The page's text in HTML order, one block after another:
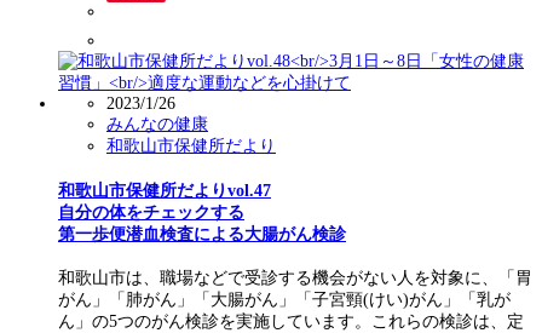
2023/1/26
みんなの健康
和歌山市保健所だより
和歌山市保健所だよりvol.47
自分の体をチェックする
第一歩便潜血検査による大腸がん検診
和歌山市は、職場などで受診する機会がない人を対象に、「胃
がん」「肺がん」「大腸がん」「子宮頸(けい)がん」「乳が
ん」の5つのがん検診を実施しています。これらの検診は、定